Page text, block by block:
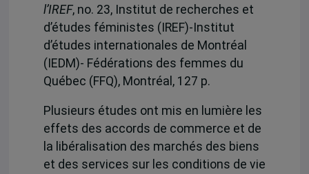
l’IREF, no. 23, Institut de recherches et
d’études féministes (IREF)-Institut
d’études internationales de Montréal
(IEDM)- Fédérations des femmes du
Québec (FFQ), Montréal, 127 p.
Plusieurs études ont mis en lumière les
effets des accords de commerce et de
la libéralisation des marchés des biens
et des services sur les conditions de vie